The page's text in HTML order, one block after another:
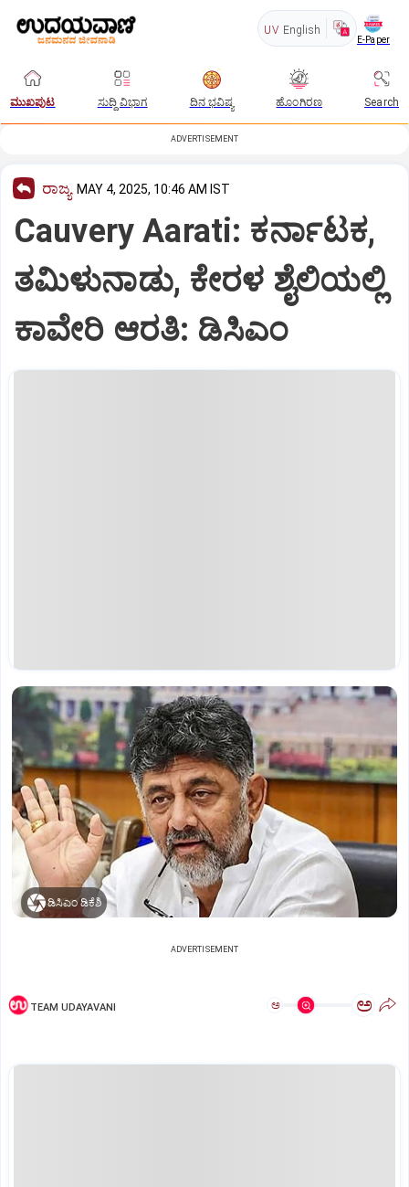
UV English
E-Paper
ಮುಖಪುಟ ಸುದ್ದಿ ವಿಭಾಗ ದಿನ ಭವಿಷ್ಯ ಹೊಂಗಿರಣ Search
ADVERTISEMENT
ರಾಜ್ಯ MAY 4, 2025, 10:46 AM IST
Cauvery Aarati: ಕರ್ನಾಟಕ,
ತಮಿಳುನಾಡು, ಕೇರಳ ಶೈಲಿಯಲ್ಲಿ
ಕಾವೇರಿ ಆರತಿ: ಡಿಸಿಎಂ
ಡಿಸಿಎಂ ಡಿಕೆಶಿ
ADVERTISEMENT
TEAM UDAYAVANI ಅ ಅ